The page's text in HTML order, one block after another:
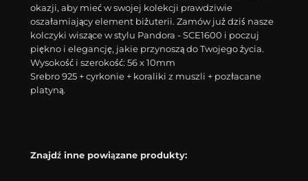
okazji, aby mieć w swojej kolekcji prawdziwie
oszałamiający element biżuterii. Zamów już dziś nasze
kolczyki wiszące w stylu Pandora - SCE1600 i poczuj
piękno i elegancję, jakie przynoszą do Twojego życia.
Wysokość i szerokość: 56 x 10mm
Srebro 925 + cyrkonie + koraliki z muszli + pozłacane
platyną.
Znajdź inne powiązane produkty: